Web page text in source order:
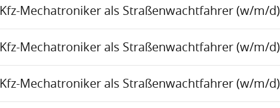
Kfz-Mechatroniker als Straßenwachtfahrer (w/m/d)
Kfz-Mechatroniker als Straßenwachtfahrer (w/m/d)
Kfz-Mechatroniker als Straßenwachtfahrer (w/m/d)